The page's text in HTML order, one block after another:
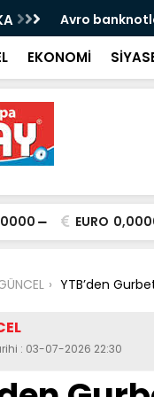
Avro
EKONOMİ
EURO
YTB’den
: 03-07-2026 22:30